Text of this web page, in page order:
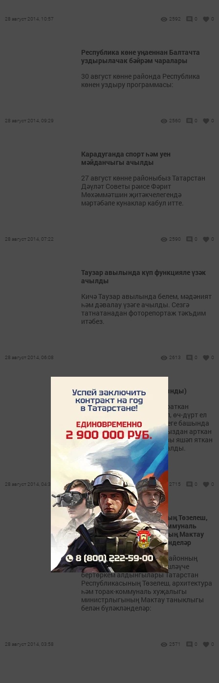
28 август 2014, 10:57 2592 0 0
Республика көне уңаеннан Балтачта
уздырылачак бәйрәм чаралары
30​ август көнне районда Республика
көнен уздыру программасы:
28 август 2014, 09:29 2560 0 0
Карадуганда спорт һәм уен
мәйданчыгы ачылды
27 август көнне районыбыз Татарстан
Дәүләт Советы рәисе Фәрит
Мөхәммәтшин җитәкчелегендә
мәртәбәле кунаклар кабул итте.
28 август 2014, 07:22 2590 0 0
Таузар авылында күп функцияле үзәк
ачылды
Кичә Таузар авылында белем, мәдәният
һәм дәвалау үзәге ачылды. Сезгә
татнатанадан фоторепортаж тәкъдим
итәбез.
28 август 2014, 06:08 2613 0 0
Буш йорт (тормыштан алынды)
Туганыннан артык күреп яраткан
күршесе Зөһрә карчык үлеп, өч-дүрт ел
үтүгә, аның өен авылның теге башында
яшәгән ике балалы, яше утыздан арткан
Зөлфәт сатып алгач, ялгызы яшәп яткан
Гөлсемнең тынычлыгы югалды.
28 август 2014, 04:38 2715 0 0
Татарстан Республикасының Төзелеш,
архитектура һәм торак-коммуналь
хуҗалыгы министрлыгының Мактау
таныклыгы белән бүләкләнделәр
Төзүчеләр көне уңаеннан, районның
төзелеш оешмаларында эшләүче
бертөркем алдынгылары Татарстан
Республикасының Төзелеш, архитектура
һәм торак-коммуналь хуҗалыгы
министрлыгының Мактау таныклыгы
белән бүләкләнделәр:
28 август 2014, 03:58 2571 0 0